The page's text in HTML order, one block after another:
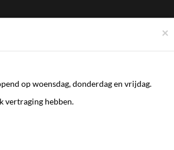
×
op woensdag, donderdag en vrijdag.
vertraging hebben.